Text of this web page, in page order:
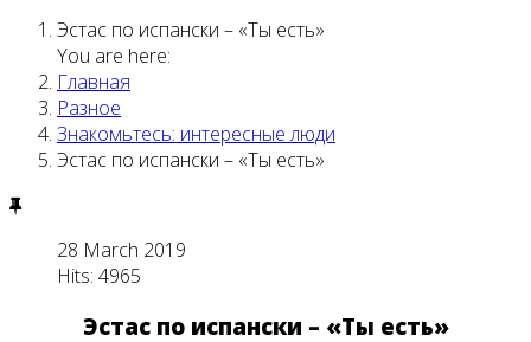
Эстас по испански – «Ты есть»
You are here:
Главная
Разное
Знакомьтесь: интересные люди
Эстас по испански – «Ты есть»
28 March 2019
Hits: 4965
Эстас по испански – «Ты есть»